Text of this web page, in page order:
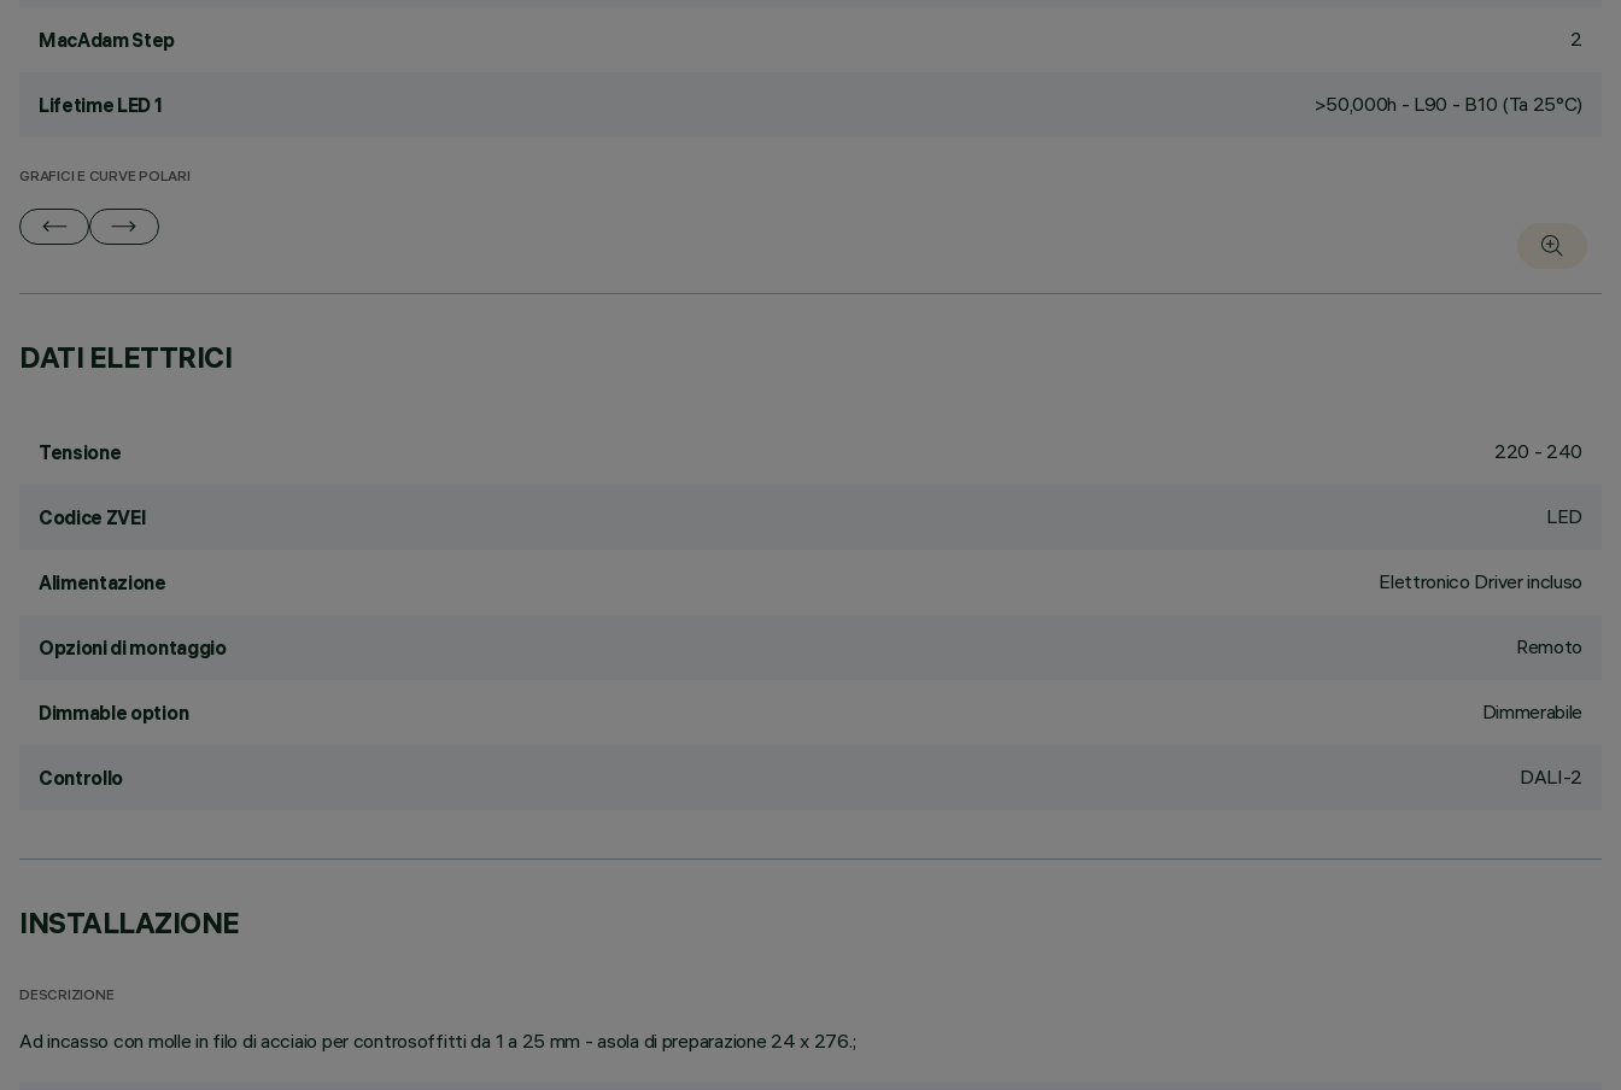
MacAdam Step 2
Lifetime LED 1 >50,000h - L90 - B10 (Ta 25°C)
GRAFICI E CURVE POLARI
DATI ELETTRICI
Tensione 220 - 240
Codice ZVEI LED
Alimentazione Elettronico Driver incluso
Opzioni di montaggio Remoto
Dimmable option Dimmerabile
Controllo DALI-2
INSTALLAZIONE
DESCRIZIONE
Ad incasso con molle in filo di acciaio per controsoffitti da 1 a 25 mm - asola di preparazione 24 x 276.;